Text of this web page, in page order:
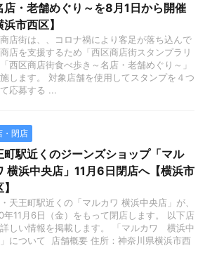
店・老舗めぐり～を8月1日から開催
浜市西区】
店街は、、コロナ禍により客足が落ち込んで
店を支援するため「西区商店街スタンプラリ
西区商店街食べ歩き～名店・老舗めぐり～」
します。 対象店舗を使用してスタンプを４つ
応募する ...
・閉店
町駅近くのジーンズショップ「マル
横浜中央店」11月6日閉店へ【横浜市
天王町駅近くの「マルカワ 横浜中央店」が、
年11月6日（金）をもって閉店します。 以下店
しい情報を掲載します。 「マルカワ 横浜中
について 店舗概要 住所：神奈川県横浜市西